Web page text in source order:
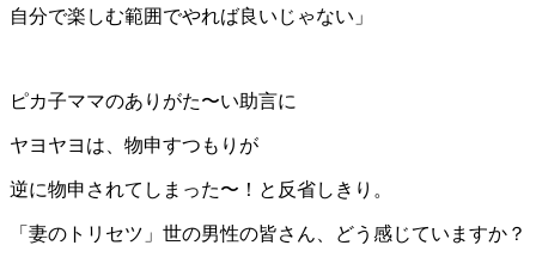
自分で楽しむ範囲でやれば良いじゃない」
ピカ子ママのありがた〜い助言に
ヤヨヤヨは、物申すつもりが
逆に物申されてしまった〜！と反省しきり。
「妻のトリセツ」世の男性の皆さん、どう感じていますか？